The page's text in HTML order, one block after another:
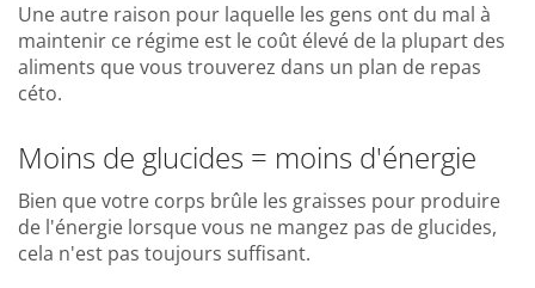
Une autre raison pour laquelle les gens ont du mal à
maintenir ce régime est le coût élevé de la plupart des
aliments que vous trouverez dans un plan de repas
céto.
Moins de glucides = moins d'énergie
Bien que votre corps brûle les graisses pour produire
de l'énergie lorsque vous ne mangez pas de glucides,
cela n'est pas toujours suffisant.